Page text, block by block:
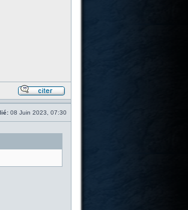
08 Juin 2023, 07:30